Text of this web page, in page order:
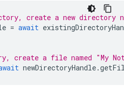
create a new directory
= await
create a file named "My
newDirectoryHandle.